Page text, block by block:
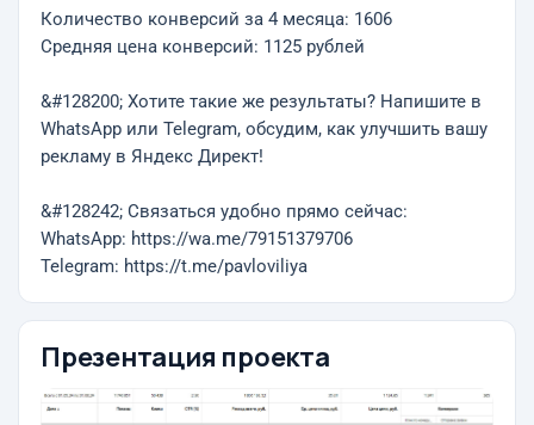
Количество конверсий за 4 месяца: 1606
Средняя цена конверсий: 1125 рублей
&#128200; Хотите такие же результаты? Напишите в
WhatsApp или Telegram, обсудим, как улучшить вашу
рекламу в Яндекс Директ!
&#128242; Связаться удобно прямо сейчас:
WhatsApp: https://wa.me/79151379706
Telegram: https://t.me/pavloviliya
Презентация проекта